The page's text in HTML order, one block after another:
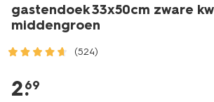
gastendoek 33x50cm zware
middengroen
(524)
slapen/badkamer/handdoeken/
33x50cm-
2.
69